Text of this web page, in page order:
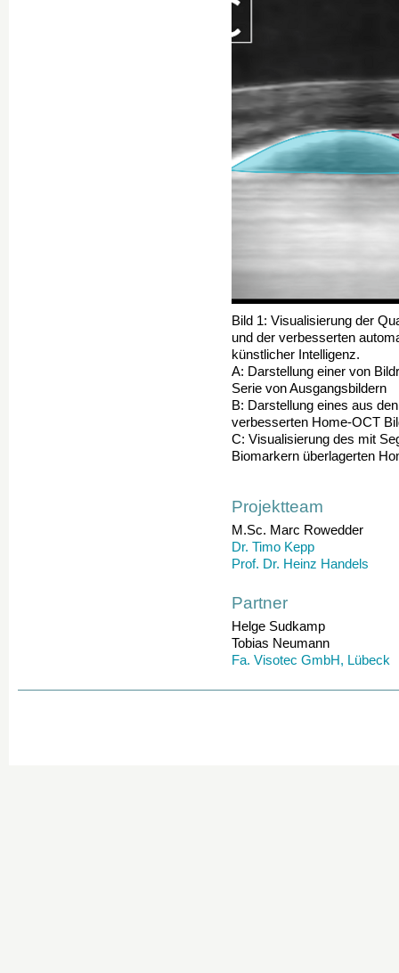
Bild 1: Visualisierung der
und der verbesserten
künstlicher Intelligenz.
A: Darstellung einer von
Serie von Ausgangsbildern
B: Darstellung eines aus
verbesserten Home-OCT
C: Visualisierung des mit
Biomarkern überlagerten
Projektteam
M.Sc. Marc Rowedder
Dr. Timo Kepp
Prof. Dr. Heinz Handels
Partner
Helge Sudkamp
Tobias Neumann
Fa. Visotec GmbH, Lübeck